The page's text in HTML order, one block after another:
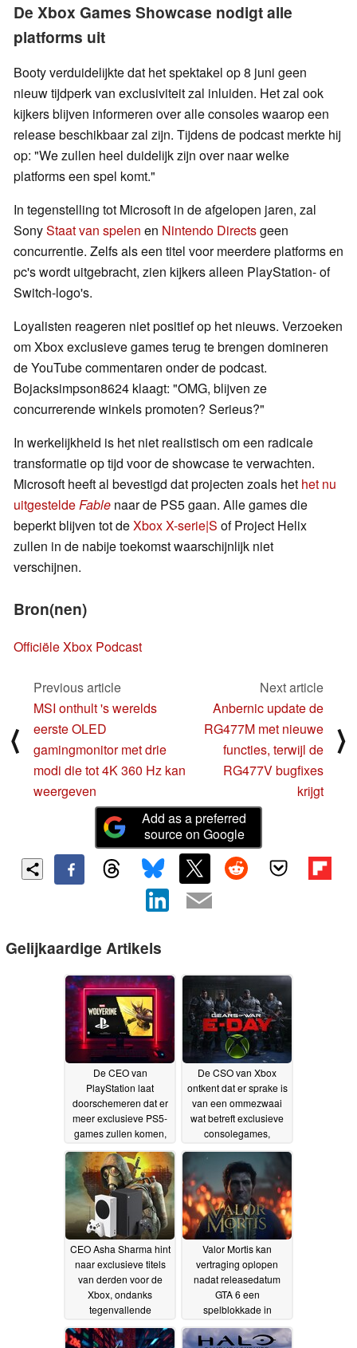
De Xbox Games Showcase nodigt alle
platforms uit
Booty verduidelijkte dat het spektakel op 8 juni geen
nieuw tijdperk van exclusiviteit zal inluiden. Het zal ook
kijkers blijven informeren over alle consoles waarop een
release beschikbaar zal zijn. Tijdens de podcast merkte hij
op: "We zullen heel duidelijk zijn over naar welke
platforms een spel komt."
In tegenstelling tot Microsoft in de afgelopen jaren, zal
SonyStaat van spelen en Nintendo Directsgeen
concurrentie. Zelfs als een titel voor meerdere platforms en
pc's wordt uitgebracht, zien kijkers alleen PlayStation- of
Switch-logo's.
Loyalisten reageren niet positief op het nieuws. Verzoeken
om Xbox exclusieve games terug te brengen domineren
de YouTube commentaren onder de podcast.
Bojacksimpson8624 klaagt: "OMG, blijven ze
concurrerende winkels promoten? Serieus?"
In werkelijkheid is het niet realistisch om een radicale
transformatie op tijd voor de showcase te verwachten.
Microsoft heeft al bevestigd dat projecten zoals het het nu
uitgesteldeFable naar de PS5 gaan. Alle games die
beperkt blijven tot deXbox X-serie|S of Project Helix
zullen in de nabije toekomst waarschijnlijk niet
verschijnen.
Bron(nen)
Officiële Xbox Podcast
⟨
Previous article
MSI onthult 's werelds
eerste OLED
gamingmonitor met drie
modi die tot 4K 360 Hz kan
weergeven
Next article
Anbernic update de
RG477M met nieuwe
functies, terwijl de
RG477V bugfixes
krijgt
⟩
Add as a preferred
source on Google
Gelijkaardige Artikels
De CEO van
PlayStation laat
doorschemeren dat er
meer exclusieve PS5-
games zullen komen,
maar dat er ook in de
toekomst pc-versies
zullen blijven
verschijnen19-06-2026
De CSO van Xbox
ontkent dat er sprake is
van een ommezwaai
wat betreft exclusieve
consolegames,
ondanks twijfels over
de winstgevendheid
06-2026
CEO Asha Sharma hint
naar exclusieve titels
van derden voor de
Xbox, ondanks
tegenvallende
verkoopcijfers van de
console12-06-2026
Valor Mortis kan
vertraging oplopen
nadat releasedatum
GTA 6 een
spelblokkade in
september veroorzaakt
11-06-2026